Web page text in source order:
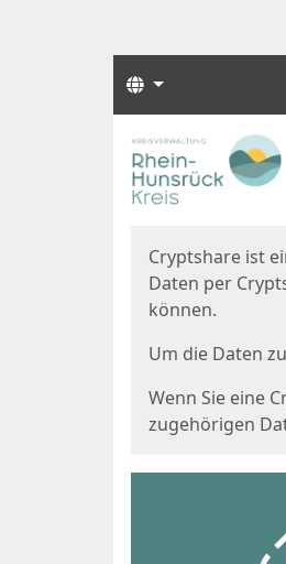
Sprachen
Start
Cryptshare ist
Daten per
können.
Um die Daten
Wenn Sie eine
zugehörigen